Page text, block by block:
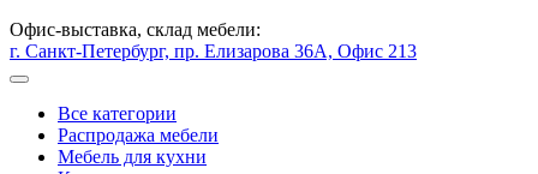
Офис-выставка, склад мебели:
г. Санкт-Петербург, пр. Елизарова 36А, Офис 213
Все категории
Распродажа мебели
Мебель для кухни